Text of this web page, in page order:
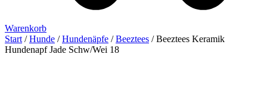
Warenkorb
Start /Hunde /Hundenäpfe /Beeztees / Beeztees Keramik
Hundenapf Jade Schw/Wei 18